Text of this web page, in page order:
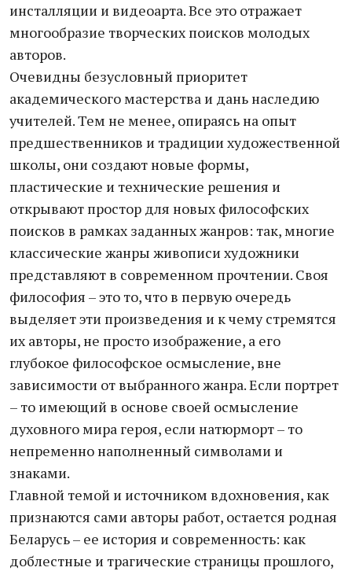
инсталляции и видеоарта. Все это отражает
многообразие творческих поисков молодых
авторов.
Очевидны безусловный приоритет
академического мастерства и дань наследию
учителей. Тем не менее, опираясь на опыт
предшественников и традиции художественной
школы, они создают новые формы,
пластические и технические решения и
открывают простор для новых философских
поисков в рамках заданных жанров: так, многие
классические жанры живописи художники
представляют в современном прочтении. Своя
философия – это то, что в первую очередь
выделяет эти произведения и к чему стремятся
их авторы, не просто изображение, а его
глубокое философское осмысление, вне
зависимости от выбранного жанра. Если портрет
– то имеющий в основе своей осмысление
духовного мира героя, если натюрморт – то
непременно наполненный символами и
знаками.
Главной темой и источником вдохновения, как
признаются сами авторы работ, остается родная
Беларусь – ее история и современность: как
доблестные и трагические страницы прошлого,